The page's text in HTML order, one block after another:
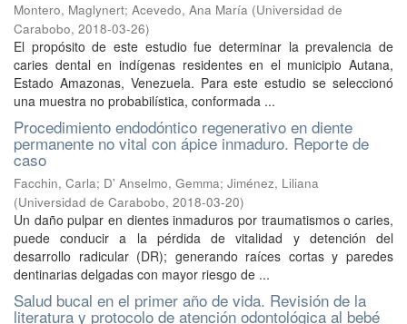
Montero, Maglynert; Acevedo, Ana María (Universidad de
Carabobo, 2018-03-26)
El propósito de este estudio fue determinar la prevalencia de
caries dental en indígenas residentes en el municipio Autana,
Estado Amazonas, Venezuela. Para este estudio se seleccionó
una muestra no probabilística, conformada ...
Procedimiento endodóntico regenerativo en diente
permanente no vital con ápice inmaduro. Reporte de
caso
Facchin, Carla; D' Anselmo, Gemma; Jiménez, Liliana
(Universidad de Carabobo, 2018-03-20)
Un daño pulpar en dientes inmaduros por traumatismos o caries,
puede conducir a la pérdida de vitalidad y detención del
desarrollo radicular (DR); generando raíces cortas y paredes
dentinarias delgadas con mayor riesgo de ...
Salud bucal en el primer año de vida. Revisión de la
literatura y protocolo de atención odontológica al bebé